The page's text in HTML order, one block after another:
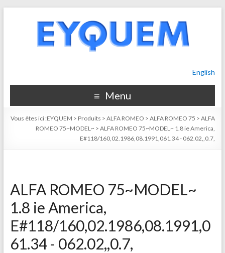
English
Menu
Vous êtes ici :EYQUEM > Produits >ALFA ROMEO >ALFA ROMEO 75 >ALFA
ROMEO 75~MODEL~ >ALFA ROMEO 75~MODEL~ 1.8 ie America,
E#118/160,02.1986,08.1991,061.34 - 062.02,,0.7,
ALFA ROMEO 75~MODEL~
1.8 ie America,
E#118/160,02.1986,08.1991,0
61.34 - 062.02,,0.7,